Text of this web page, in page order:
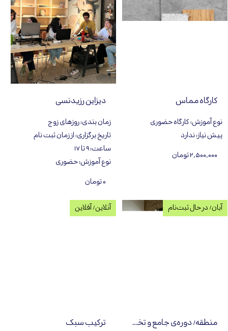
کارگاه مماس
نوع آموزش:کارگاه حضوری
پیش نیاز:ندارد
۲,۵۰۰,۰۰۰ تومان
دیزاین رزیدنسی
زمان بندی:روزهای زوج
تاریخ برگزاری:از زمان ثبت نام
ساعت:۹ تا ۱۷
نوع آموزش:حضوری
۰ تومان
منطقه/ دوره‌ی جامع و تخصصی طراحی داخلی
آبان/ در حال ثبت‌نام
ترکیب سبک
آنلاین/ آفلاین